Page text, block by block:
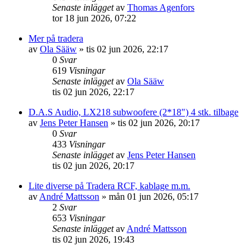
Senaste inläggetav Thomas Agenfors
tor 18 jun 2026, 07:22
Mer på tradera
av Ola Sääw » tis 02 jun 2026, 22:17
0 Svar
619 Visningar
Senaste inläggetav Ola Sääw
tis 02 jun 2026, 22:17
D.A.S Audio, LX218 subwoofere (2*18") 4 stk. tilbage
av Jens Peter Hansen » tis 02 jun 2026, 20:17
0 Svar
433 Visningar
Senaste inläggetav Jens Peter Hansen
tis 02 jun 2026, 20:17
Lite diverse på Tradera RCF, kablage m.m.
av André Mattsson » mån 01 jun 2026, 05:17
2 Svar
653 Visningar
Senaste inläggetav André Mattsson
tis 02 jun 2026, 19:43